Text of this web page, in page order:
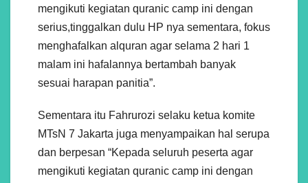
mengikuti kegiatan quranic camp ini dengan
serius,tinggalkan dulu HP nya sementara, fokus
menghafalkan alquran agar selama 2 hari 1
malam ini hafalannya bertambah banyak
sesuai harapan panitia”.
Sementara itu Fahrurozi selaku ketua komite
MTsN 7 Jakarta juga menyampaikan hal serupa
dan berpesan “Kepada seluruh peserta agar
mengikuti kegiatan quranic camp ini dengan